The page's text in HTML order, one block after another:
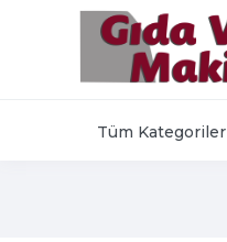
Tüm Kategoriler